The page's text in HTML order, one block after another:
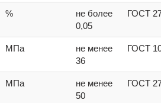
%
не более
0,05
ГОСТ
МПа
не менее
36
ГОСТ
МПа
не менее
50
ГОСТ